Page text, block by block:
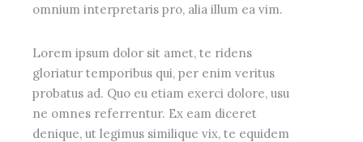
omnium interpretaris pro, alia illum ea vim.
Lorem ipsum dolor sit amet, te ridens
gloriatur temporibus qui, per enim veritus
probatus ad. Quo eu etiam exerci dolore, usu
ne omnes referrentur. Ex eam diceret
denique, ut legimus similique vix, te equidem